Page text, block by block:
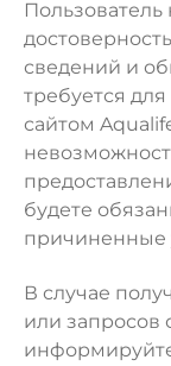
Пользователь
сведений и
требуется
сайтом
будете
причиненные
В случае
или запросов